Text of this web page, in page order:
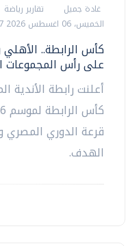
غادة جميل
تقارير رياضة
الخميس، 06 اغسطس 2026 10:47 ص
كأس الرابطة.. الأهلي
على رأس المجموعات
أعلنت رابطة الأندية
قرعة الدوري المصري
الهدف.